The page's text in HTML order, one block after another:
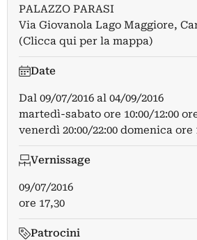
PALAZZO PARASI
Via Giovanola Lago Maggiore,
(Clicca qui per la mappa)
Date
Dal 09/07/2016 al 04/09/2016
martedì-sabato ore 10:00/12:00
venerdì 20:00/22:00 domenica ore
Vernissage
09/07/2016
ore 17,30
Patrocini